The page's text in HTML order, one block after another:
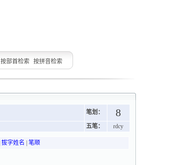
按部首检索 按拼音检索
笔划： 8
五笔： rdcy
拔字姓名 笔顺